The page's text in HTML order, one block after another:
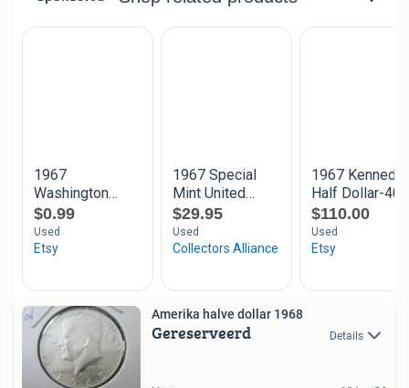
Amerika halve dollar 1968
Gereserveerd Details